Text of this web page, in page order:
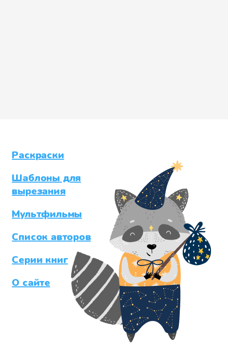
Раскраски
Шаблоны для
вырезания
Мультфильмы
Список авторов
Серии книг
О сайте